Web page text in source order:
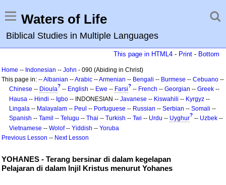
Waters of Life
Biblical Studies in Multiple Languages
This page in HTML4 - Print - Bottom
Home -- Indonesian -- John - 090 (Abiding in Christ)
This page in: --Albanian --Arabic --Armenian -- Bengali -- Burmese -- Cebuano --
Chinese -- Dioula? -- English -- Ewe -- Farsi? -- French -- Georgian -- Greek --
Hausa -- Hindi -- Igbo -- INDONESIAN -- Javanese -- Kiswahili -- Kyrgyz --
Lingala -- Malayalam -- Peul -- Portuguese -- Russian -- Serbian -- Somali --
Spanish -- Tamil -- Telugu -- Thai -- Turkish -- Twi -- Urdu -- Uyghur? -- Uzbek --
Vietnamese -- Wolof-- Yiddish -- Yoruba
Previous Lesson -- Next Lesson
YOHANES - Terang bersinar di dalam kegelapan
Pelajaran di dalam Injil Kristus menurut Yohanes